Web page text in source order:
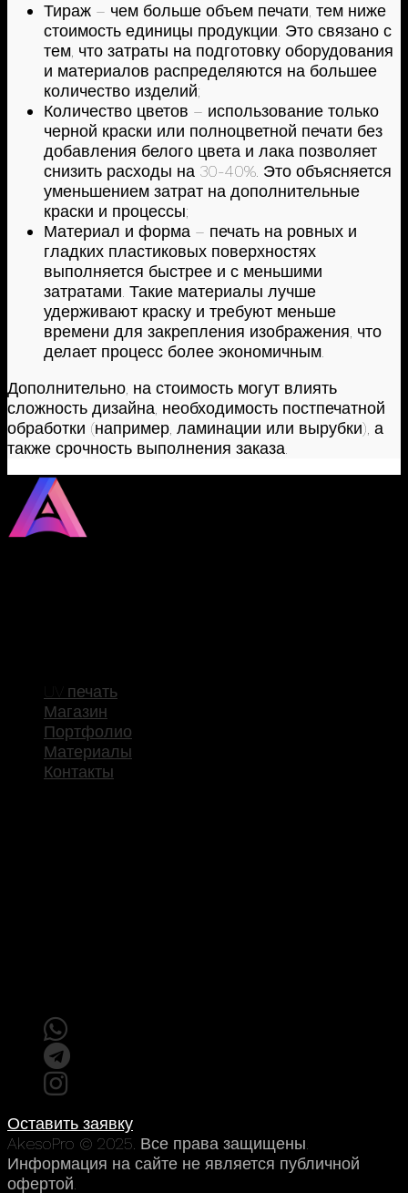
Тираж – чем больше объем печати, тем ниже
стоимость единицы продукции. Это связано с
тем, что затраты на подготовку оборудования
и материалов распределяются на большее
количество изделий;
Количество цветов – использование только
черной краски или полноцветной печати без
добавления белого цвета и лака позволяет
снизить расходы на 30-40%. Это объясняется
уменьшением затрат на дополнительные
краски и процессы;
Материал и форма – печать на ровных и
гладких пластиковых поверхностях
выполняется быстрее и с меньшими
затратами. Такие материалы лучше
удерживают краску и требуют меньше
времени для закрепления изображения, что
делает процесс более экономичным.
Дополнительно, на стоимость могут влиять
сложность дизайна, необходимость постпечатной
обработки (например, ламинации или вырубки), а
также срочность выполнения заказа.
UV печать
Магазин
Портфолио
Материалы
Контакты
Оставить заявку
AkesoPro © 2025. Все права защищены.
Информация на сайте не является публичной
офертой.